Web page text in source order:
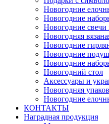
Новогодние
Новогодние
Новогодние свечи
Новогодняя
Новогодние
Новогодние
Новогодние
Новогодний стол
Аксессуары и
Новогодняя
Новогодние
КОНТАКТЫ
Наградная продукция